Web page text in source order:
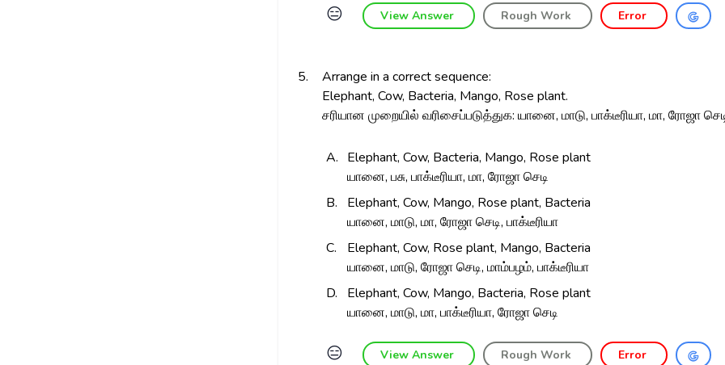
😑 View Answer Rough Work Error
5.
Arrange in a correct sequence:
Elephant, Cow, Bacteria, Mango, Rose plant.
சரியான முறையில் வரிசைப்படுத்துக: யானை, மாடு, பாக்டீரியா, மா, ரோஜா
A. Elephant, Cow, Bacteria, Mango, Rose plant
யானை, பசு, பாக்டீரியா, மா, ரோஜா செடி
B.
Elephant, Cow, Mango, Rose plant, Bacteria
யானை, மாடு, மா, ரோஜா செடி, பாக்டீரியா
C.
Elephant, Cow, Rose plant, Mango, Bacteria
யானை, மாடு, ரோஜா செடி, மாம்பழம், பாக்டீரியா
D.
Elephant, Cow, Mango, Bacteria, Rose plant
யானை, மாடு, மா, பாக்டீரியா, ரோஜா செடி
😑 View Answer Rough Work Error